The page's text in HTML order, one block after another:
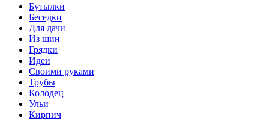
Бутылки
Беседки
Для дачи
Из шин
Грядки
Идеи
Своими руками
Трубы
Колодец
Ульи
Кирпич